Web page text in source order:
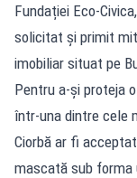
Fundației Eco-
solicitat și primit
imobiliar situat pe
Pentru a-și proteja
într-una dintre cele
Ciorbă ar fi
mascată sub forma